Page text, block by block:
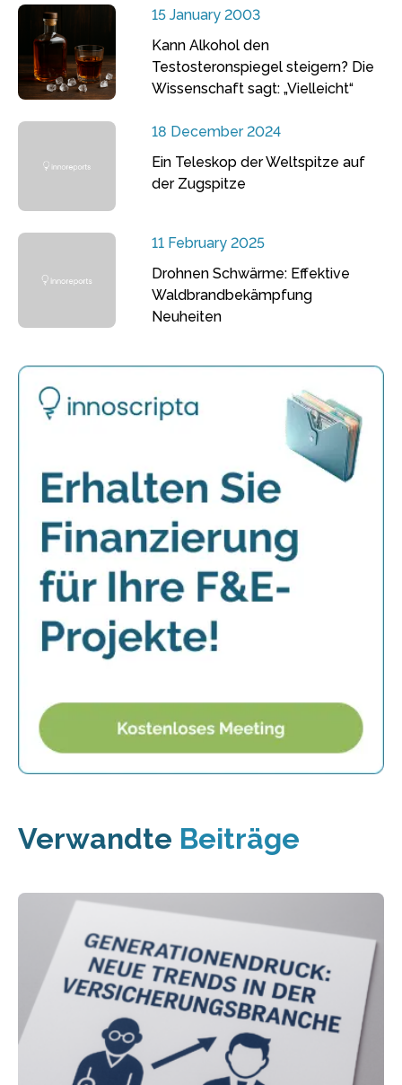
15 January 2003
Kann Alkohol den
Testosteronspiegel steigern? Die
Wissenschaft sagt: „Vielleicht“
18 December 2024
Ein Teleskop der Weltspitze auf
der Zugspitze
11 February 2025
Drohnen Schwärme: Effektive
Waldbrandbekämpfung
Neuheiten
Verwandte Beiträge